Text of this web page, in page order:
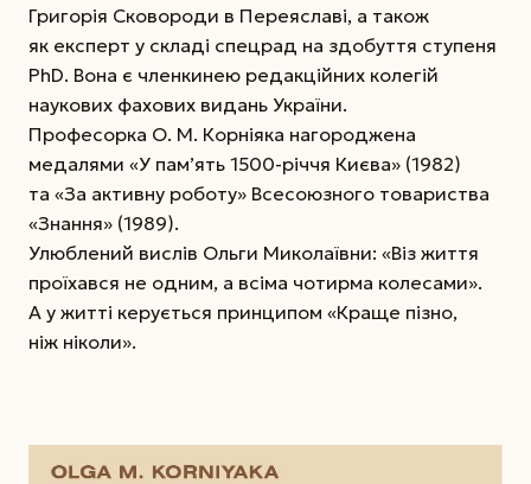
Григорія Сковороди в Переяславі, а також
як експерт у складі спецрад на здобуття ступеня
PhD. Вона є членкинею редакційних колегій
наукових фахових видань України.
Професорка О. М. Корніяка нагороджена
медалями «У пам’ять 1500-річчя Києва» (1982)
та «За активну роботу» Всесоюзного товариства
«Знання» (1989).
Улюблений вислів Ольги Миколаївни: «Віз життя
проїхався не одним, а всіма чотирма колесами».
А у житті керується принципом «Краще пізно,
ніж ніколи».